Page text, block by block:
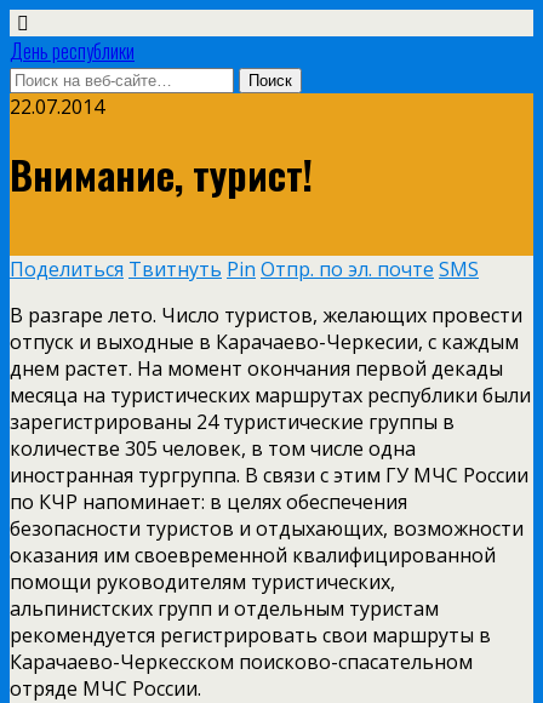
День республики
22.07.2014
Внимание, турист!
Поделиться Твитнуть Pin Отпр. по эл. почте SMS
В разгаре лето. Число туристов, желающих провести
отпуск и выходные в Карачаево-Черкесии, с каждым
днем растет. На момент окончания первой декады
месяца на туристических маршрутах республики были
зарегистрированы 24 туристические группы в
количестве 305 человек, в том числе одна
иностранная тургруппа. В связи с этим ГУ МЧС России
по КЧР напоминает: в целях обеспечения
безопасности туристов и отдыхающих, возможности
оказания им своевременной квалифицированной
помощи руководителям туристических,
альпинистских групп и отдельным туристам
рекомендуется регистрировать свои маршруты в
Карачаево-Черкесском поисково-спасательном
отряде МЧС России.